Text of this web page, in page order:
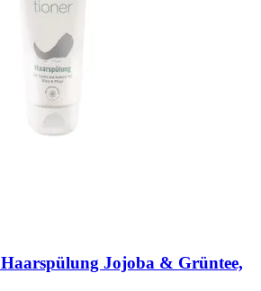
Haarspülung Jojoba & Grüntee,